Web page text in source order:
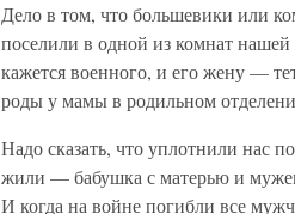
Дело в том, что большевики или
поселили в одной из комнат
кажется военного, и его жену —
роды у мамы в родильном
Надо сказать, что уплотнили нас
жили — бабушка с матерью и
И когда на войне погибли все